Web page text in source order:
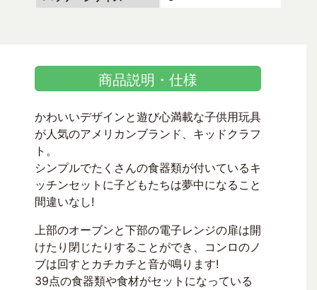
商品説明・仕様
かわいいデザインと遊び心満載な子供用玩具
が人気のアメリカンブランド、キッドクラフ
ト。
シンプルでたくさんの食器類が付いているキ
ッチンセットに子どもたちは夢中になること
間違いなし!
上部のオーブンと下部の電子レンジの扉は開
けたり閉じたりすることができ、コンロのノ
ブは回すとカチカチと音が鳴ります!
39点の食器類や食材がセットになっている